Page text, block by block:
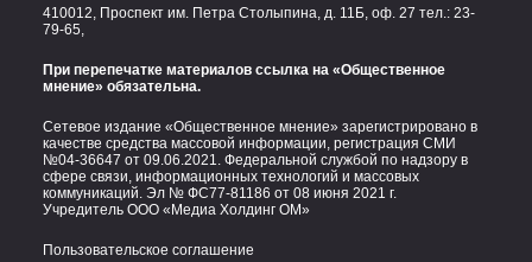
410012, Проспект им. Петра Столыпина, д. 11Б, оф. 27 тел.: 23-
79-65,
При перепечатке материалов ссылка на «Общественное
мнение» обязательна.
Сетевое издание «Общественное мнение» зарегистрировано в
качестве средства массовой информации, регистрация СМИ
№04-36647 от 09.06.2021. Федеральной службой по надзору в
сфере связи, информационных технологий и массовых
коммуникаций. Эл № ФС77-81186 от 08 июня 2021 г.
Учредитель ООО «Медиа Холдинг ОМ»
Пользовательское соглашение